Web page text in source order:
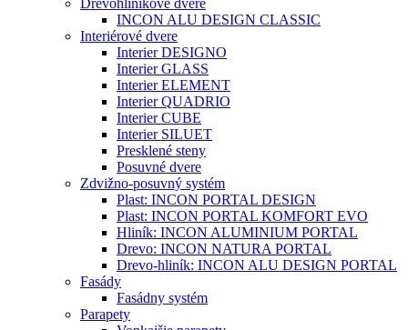
INCON ALU DESIGN CLASSIC
Interiérové dvere
Interier DESIGNO
Interier GLASS
Interier ELEMENT
Interier QUADRIO
Interier CUBE
Interier SILUET
Presklené steny
Posuvné dvere
Zdvižno-posuvný systém
Plast: INCON PORTAL DESIGN
Plast: INCON PORTAL KOMFORT EVO
Hliník: INCON ALUMINIUM PORTAL
Drevo: INCON NATURA PORTAL
Drevo-hliník: INCON ALU DESIGN PORTAL
Fasády
Fasádny systém
Parapety